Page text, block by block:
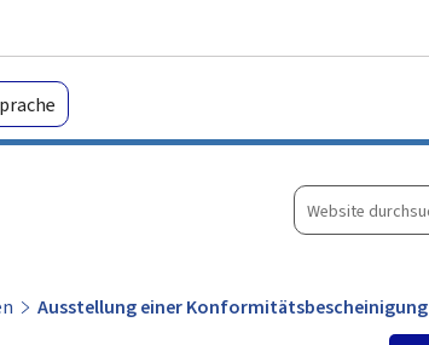
Website
durchsuchen
Ausstellung einer Konformitätsbescheinigung